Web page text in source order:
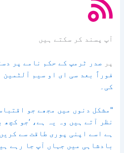
آپ پسند کر سکتے ہیں
پر صدر ٹرمپ کے حکم نامے پر
فوراً بعد سی ای او سیم
کی۔
"مشکل دنوں میں مجھے جو
نظر آتے ہیں وہ یہ ہے، ‘جو کچھ
ہے اسے اپنی پوری طاقت سے
بادشاہی میں جہاں آپ جا رہے